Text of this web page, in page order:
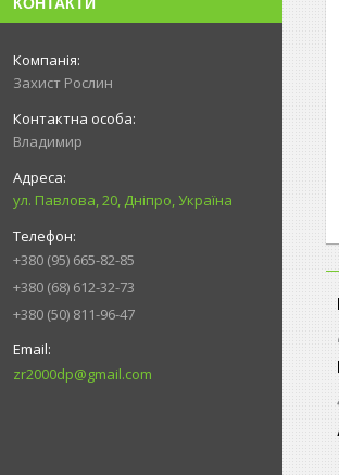
Захист Рослин
Владимир
ул. Павлова, 20, Дніпро, Україна
+380 (95) 665-82-85
+380 (68) 612-32-73
+380 (50) 811-96-47
zr2000dp@gmail.com